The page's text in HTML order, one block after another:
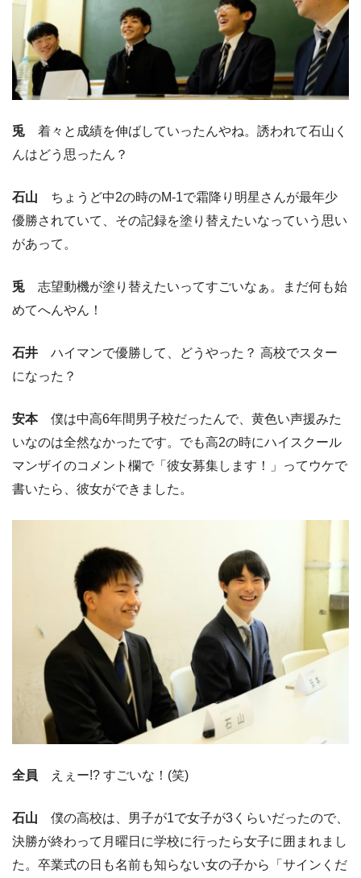
兎 着々と成績を伸ばしていったんやね。誘われて石山く
んはどう思ったん？
石山 ちょうど中2の時のM-1で霜降り明星さんが最年少
優勝されていて、その記録を塗り替えたいなっていう思い
があって。
兎 志望動機が塗り替えたいってすごいなぁ。まだ何も始
めてへんやん！
石井 ハイマンで優勝して、どうやった？ 高校でスター
になった？
安本僕は中高6年間男子校だったんで、黄色い声援みた
いなのは全然なかったです。でも高2の時にハイスクール
マンザイのコメント欄で「彼女募集します！」ってウケで
書いたら、彼女ができました。
全員 えぇー!? すごいな！(笑)
石山 僕の高校は、男子が1で女子が3くらいだったので、
決勝が終わって月曜日に学校に行ったら女子に囲まれまし
た。卒業式の日も名前も知らない女の子から「サインくだ